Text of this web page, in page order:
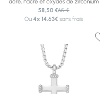
58,50 €65 €
Ou4x 14.63€ sans frais